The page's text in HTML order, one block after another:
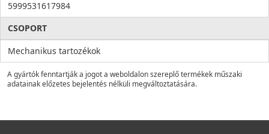
5999531617984
CSOPORT
Mechanikus tartozékok
A gyártók fenntartják a jogot a weboldalon szereplő termékek műszaki
adatainak előzetes bejelentés nélküli megváltoztatására.